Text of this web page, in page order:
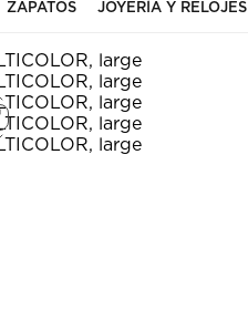
ZAPATOS JOYERÍA Y RELOJES